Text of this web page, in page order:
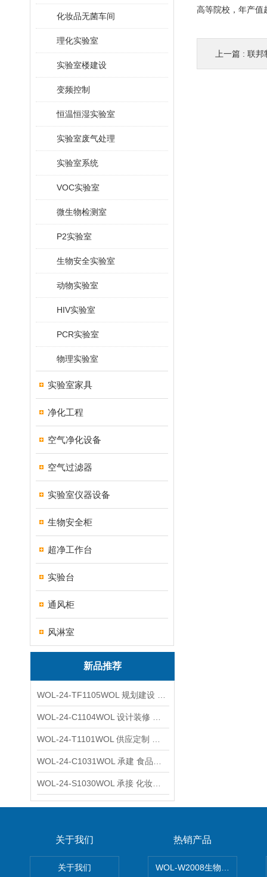
化妆品无菌车间
理化实验室
实验室楼建设
变频控制
恒温恒湿实验室
实验室废气处理
实验室系统
VOC实验室
微生物检测室
P2实验室
生物安全实验室
动物实验室
HIV实验室
PCR实验室
物理实验室
实验室家具
净化工程
空气净化设备
空气过滤器
实验室仪器设备
生物安全柜
超净工作台
实验台
通风柜
风淋室
新品推荐
高等院校，年产值
上一篇 : 联邦
关于我们
关于我们
热销产品
WOL-W2008生物制药GMP